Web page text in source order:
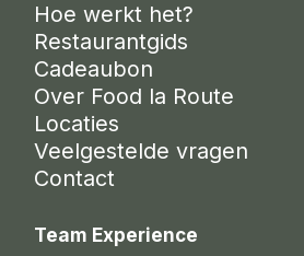
Hoe werkt het?
Restaurantgids
Cadeaubon
Over Food la Route
Locaties
Veelgestelde vragen
Contact
Team Experience